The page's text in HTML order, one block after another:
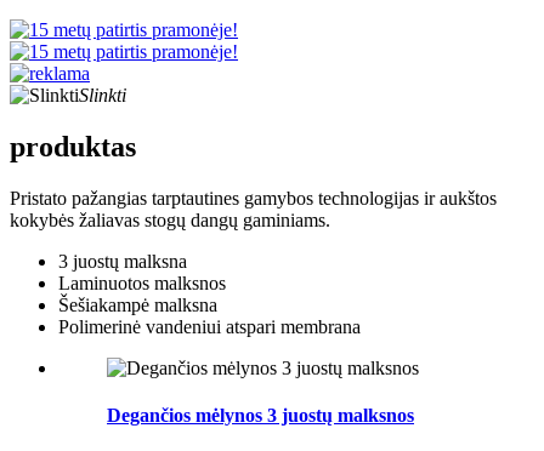
Slinkti
produktas
Pristato pažangias tarptautines gamybos technologijas ir aukštos
kokybės žaliavas stogų dangų gaminiams.
3 juostų malksna
Laminuotos malksnos
Šešiakampė malksna
Polimerinė vandeniui atspari membrana
Degančios mėlynos 3 juostų malksnos